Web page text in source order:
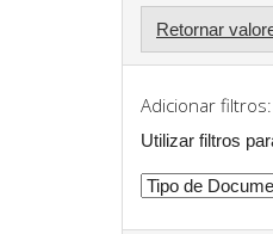
Retornar
Adicionar filtros:
Utilizar filtros